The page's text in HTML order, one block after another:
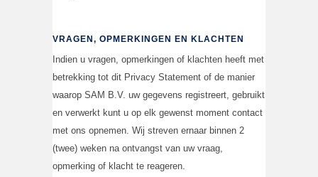
VRAGEN, OPMERKINGEN EN KLACHTEN
Indien u vragen, opmerkingen of klachten heeft met
betrekking tot dit Privacy Statement of de manier
waarop SAM B.V. uw gegevens registreert, gebruikt
en verwerkt kunt u op elk gewenst moment contact
met ons opnemen. Wij streven ernaar binnen 2
(twee) weken na ontvangst van uw vraag,
opmerking of klacht te reageren.